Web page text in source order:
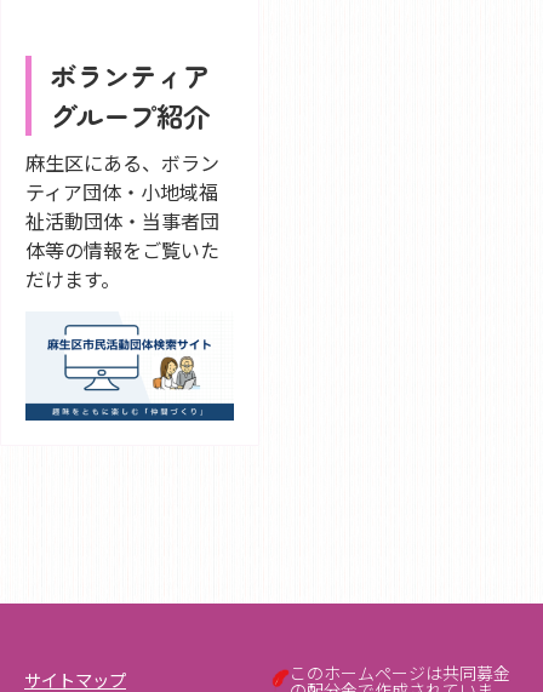
ボランティア
グループ紹介
麻生区にある、ボラン
ティア団体・小地域福
祉活動団体・当事者団
体等の情報をご覧いた
だけます。
このホームページは共同募金
サイトマップ